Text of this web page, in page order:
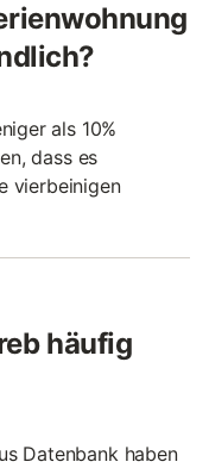
als 10%
dass es
vierbeinigen
häufig
Datenbank haben